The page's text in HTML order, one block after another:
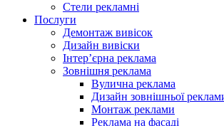
Стели рекламні
Послуги
Демонтаж вивісок
Дизайн вивіски
Інтер’єрна реклама
Зовнішня реклама
Вулична реклама
Дизайн зовнішньої
Монтаж реклами
Реклама на фасаді